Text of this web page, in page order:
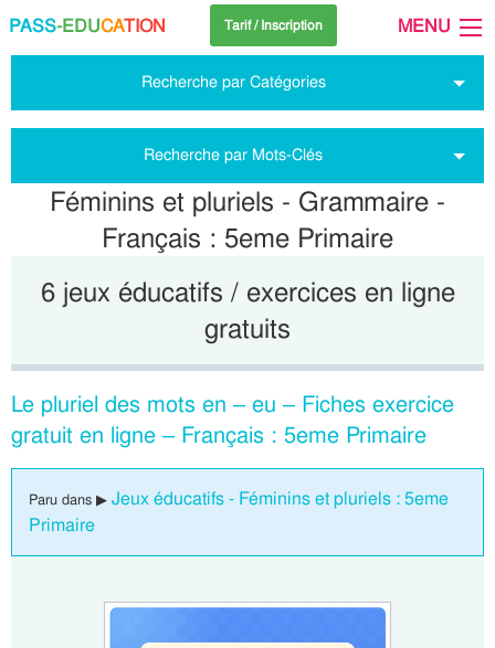
PASS-EDUCATION Tarif / Inscription MENU
Recherche par Catégories
Recherche par Mots-Clés
Féminins et pluriels - Grammaire -
Français : 5eme Primaire
6 jeux éducatifs / exercices en ligne
gratuits
Le pluriel des mots en – eu – Fiches exercice
gratuit en ligne – Français : 5eme Primaire
Paru dans ▶ Jeux éducatifs - Féminins et pluriels : 5eme
Primaire